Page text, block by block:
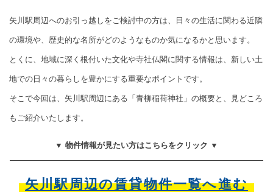
矢川駅周辺へのお引っ越しをご検討中の方は、日々の生活に関わる近隣
の環境や、歴史的な名所がどのようなものか気になるかと思います。
とくに、地域に深く根付いた文化や寺社仏閣に関する情報は、新しい土
地での日々の暮らしを豊かにする重要なポイントです。
そこで今回は、矢川駅周辺にある「青柳稲荷神社」の概要と、見どころ
もご紹介いたします。
▼ 物件情報が見たい方はこちらをクリック ▼
矢川駅周辺の賃貸物件一覧へ進む